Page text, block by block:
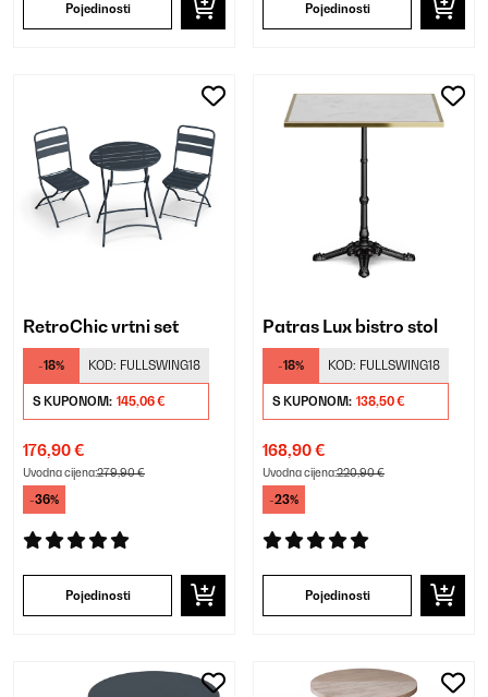
Pojedinosti Pojedinosti
RetroChic vrtni set
-18% KOD: FULLSWING18
S KUPONOM: 145,06 €
176,90 €
Uvodna cijena:279,90 €
-36%
Pojedinosti
Patras Lux bistro stol
-18% KOD: FULLSWING18
S KUPONOM: 138,50 €
168,90 €
Uvodna cijena:220,90 €
-23%
Pojedinosti